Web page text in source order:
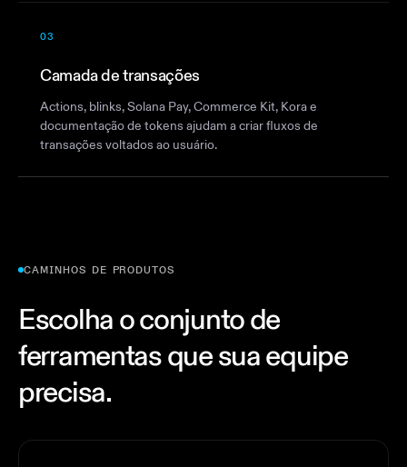
03
Camada de transações
Actions, blinks, Solana Pay, Commerce Kit, Kora e
documentação de tokens ajudam a criar fluxos de
transações voltados ao usuário.
CAMINHOS DE PRODUTOS
Escolha o conjunto de
ferramentas que sua equipe
precisa.